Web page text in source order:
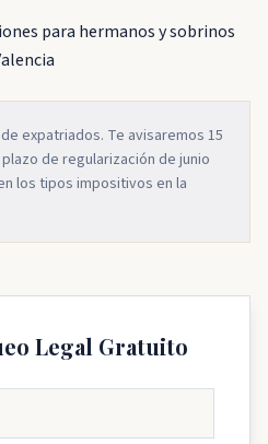
para hermanos y sobrinos
expatriados. Te avisaremos 15
de regularización de junio
los tipos impositivos en la
Legal Gratuito